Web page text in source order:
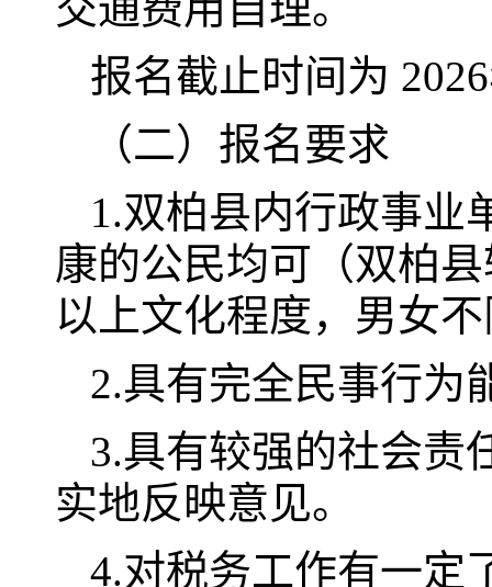
报名截止时间为
（二）报名要求
1.双柏县内行政事业
康的公民均可（双柏
以上文化程度，男女
2.具有完全民事行为
3.具有较强的社会责
实地反映意见。
4.对税务工作有一定